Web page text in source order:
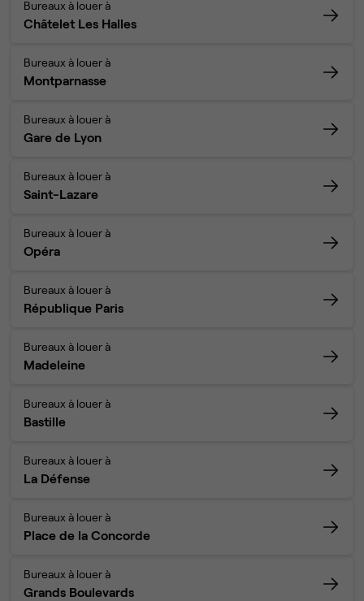
Bureaux à louer à
Châtelet Les Halles
Bureaux à louer à
Montparnasse
Bureaux à louer à
Gare de Lyon
Bureaux à louer à
Saint-Lazare
Bureaux à louer à
Opéra
Bureaux à louer à
République Paris
Bureaux à louer à
Madeleine
Bureaux à louer à
Bastille
Bureaux à louer à
La Défense
Bureaux à louer à
Place de la Concorde
Bureaux à louer à
Grands Boulevards